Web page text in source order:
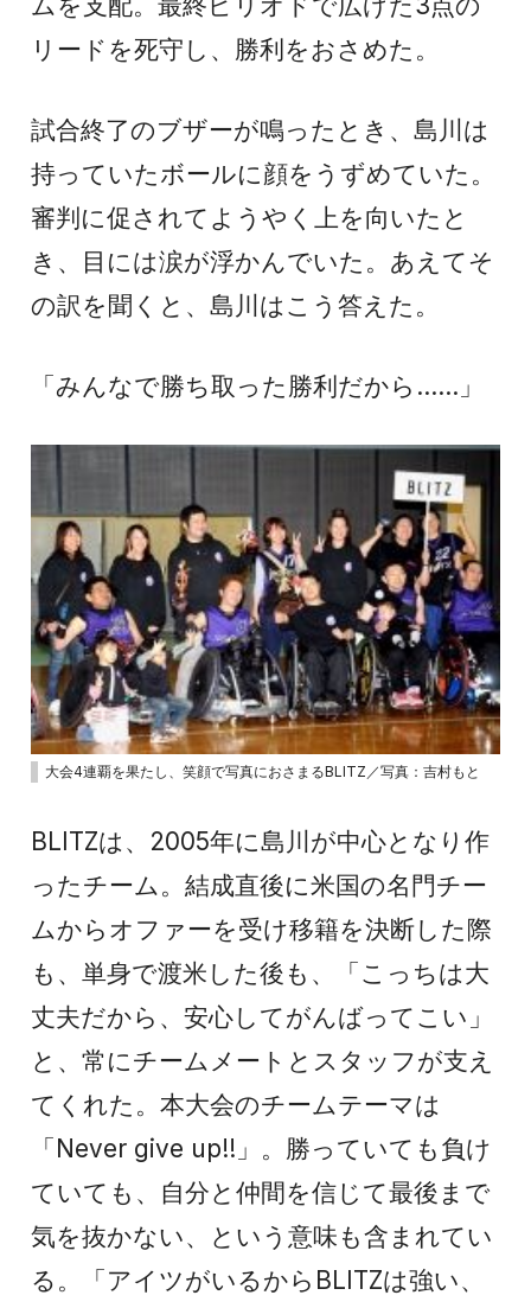
リードを死守し、勝利をおさめた。
試合終了のブザーが鳴ったとき、島川は
持っていたボールに顔をうずめていた。
審判に促されてようやく上を向いたと
き、目には涙が浮かんでいた。あえてそ
の訳を聞くと、島川はこう答えた。
「みんなで勝ち取った勝利だから……」
大会4連覇を果たし、笑顔で写真におさまるBLITZ／写真：吉村もと
BLITZは、2005年に島川が中心となり作
ったチーム。結成直後に米国の名門チー
ムからオファーを受け移籍を決断した際
も、単身で渡米した後も、「こっちは大
丈夫だから、安心してがんばってこい」
と、常にチームメートとスタッフが支え
てくれた。本大会のチームテーマは
「Never give up!!」。勝っていても負け
ていても、自分と仲間を信じて最後まで
気を抜かない、という意味も含まれてい
る。「アイツがいるからBLITZは強い、